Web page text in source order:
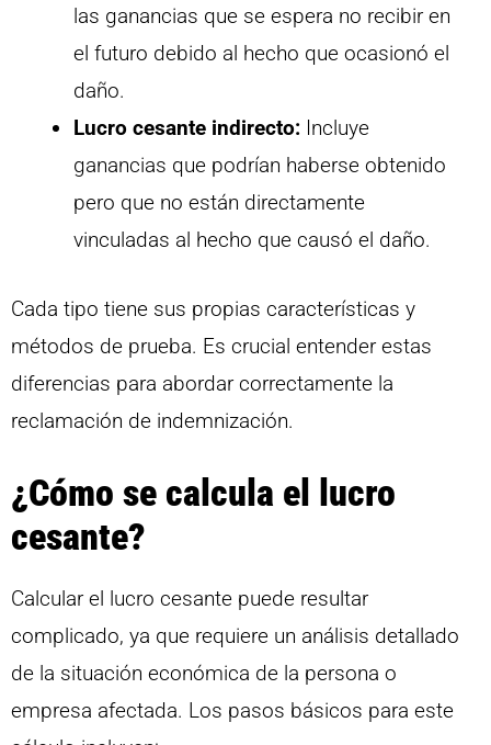
las ganancias que se espera no recibir en
el futuro debido al hecho que ocasionó el
daño.
Lucro cesante indirecto: Incluye
ganancias que podrían haberse obtenido
pero que no están directamente
vinculadas al hecho que causó el daño.
Cada tipo tiene sus propias características y
métodos de prueba. Es crucial entender estas
diferencias para abordar correctamente la
reclamación de indemnización.
¿Cómo se calcula el lucro
cesante?
Calcular el lucro cesante puede resultar
complicado, ya que requiere un análisis detallado
de la situación económica de la persona o
empresa afectada. Los pasos básicos para este